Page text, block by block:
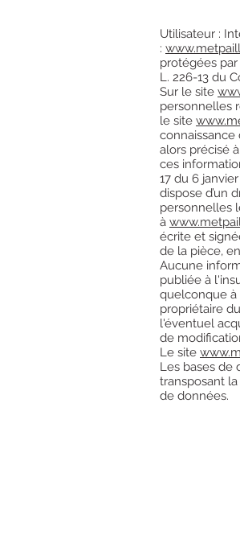
Utilisateur :
:
protégées par
L. 226-13 du
Sur le site
personnelles
le site
alors précisé
ces
17 du 6
dispose d’un
personnelles
à
écrite et
de la pièce,
Aucune
publiée à
quelconque à
propriétaire
l'éventuel
de
Le site
Les bases de
transposant
de données.